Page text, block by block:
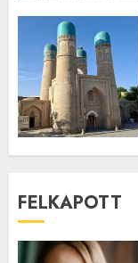
FELKAPOTT